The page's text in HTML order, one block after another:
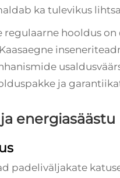
ka tulevikus
regulaarne hooldus
ja
energiasäästu
padeliväljakate